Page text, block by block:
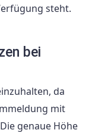
steht.
bei
da
mit
genaue Höhe